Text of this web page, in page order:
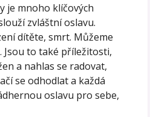
je mnoho klíčových
zvláštní oslavu.
dítěte, smrt. Můžeme
to také příležitosti,
a nahlas se radovat,
se odhodlat a každá
oslavu pro sebe,